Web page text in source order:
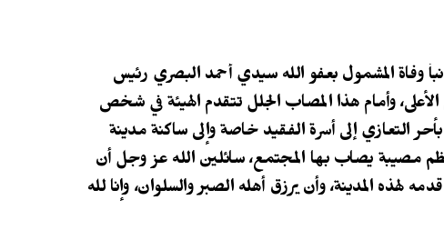
نبأ وفاة المشمول بعفو الله سيدي أحمد البصري رئيس
وأمام هذا المصاب الجلل تتقدم الهيئة في شخص
التعازي إلى أسرة الفقيد خاصة وإلى ساكنة مدينة
مصيبة يصاب بها المجتمع، سائلين الله عز وجل أن
لهذه المدينة، وأن يرزق أهله الصبر والسلوان، وإنا لله